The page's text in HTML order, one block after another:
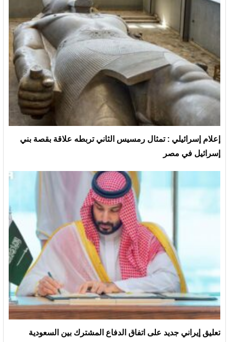
إعلام إسرائيلي : تمثال رمسيس الثاني تربطه علاقة بقصة بني
إسرائيل في مصر
تعليق إيراني جديد على اتفاق الدفاع المشترك بين السعودية